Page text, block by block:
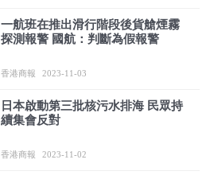
一航班在推出滑行階段後貨艙煙霧
探測報警 國航：判斷為假報警
香港商報 2023-11-03
日本啟動第三批核污水排海 民眾持
續集會反對
香港商報 2023-11-02